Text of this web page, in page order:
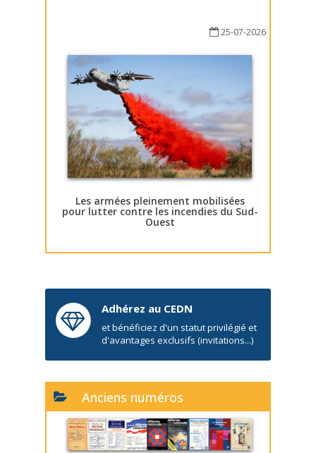
25-07-2026
Les armées pleinement mobilisées
pour lutter contre les incendies du Sud-
Ouest
Adhérez au CEDN
et bénéficiez d'un statut privilégié et
d'avantages exclusifs (invitations...)
Anciens numéros